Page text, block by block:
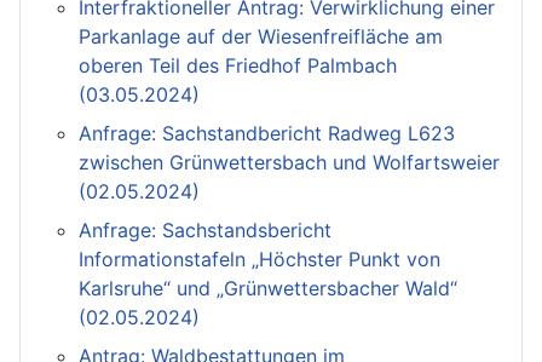
Interfraktioneller Antrag: Verwirklichung einer
Parkanlage auf der Wiesenfreifläche am
oberen Teil des Friedhof Palmbach
(03.05.2024)
Anfrage: Sachstandbericht Radweg L623
zwischen Grünwettersbach und Wolfartsweier
(02.05.2024)
Anfrage: Sachstandsbericht
Informationstafeln „Höchster Punkt von
Karlsruhe“ und „Grünwettersbacher Wald“
(02.05.2024)
Antrag: Waldbestattungen im